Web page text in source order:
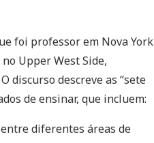
foi professor em Nova York
Upper West Side,
discurso descreve as “sete
de ensinar, que incluem:
diferentes áreas de